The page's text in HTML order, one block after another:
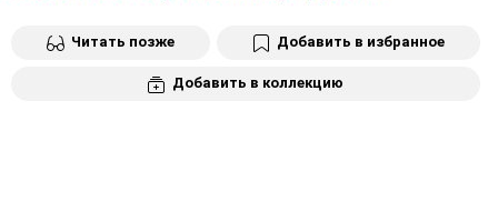
Читать позже Добавить в избранное
Добавить в коллекцию